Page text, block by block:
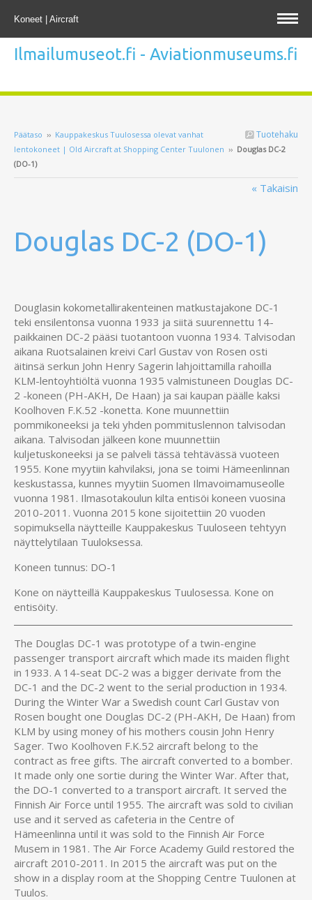
Koneet | Aircraft
Ilmailumuseot.fi - Aviationmuseums.fi
Tuotehaku
Päätaso ›› Kauppakeskus Tuulosessa olevat vanhat
lentokoneet | Old Aircraft at Shopping Center Tuulonen ›› Douglas DC-2
(DO-1)
« Takaisin
Douglas DC-2 (DO-1)
Douglasin kokometallirakenteinen matkustajakone DC-1
teki ensilentonsa vuonna 1933 ja siitä suurennettu 14-
paikkainen DC-2 pääsi tuotantoon vuonna 1934. Talvisodan
aikana Ruotsalainen kreivi Carl Gustav von Rosen osti
äitinsä serkun John Henry Sagerin lahjoittamilla rahoilla
KLM-lentoyhtiöltä vuonna 1935 valmistuneen Douglas DC-
2 -koneen (PH-AKH, De Haan) ja sai kaupan päälle kaksi
Koolhoven F.K.52 -konetta. Kone muunnettiin
pommikoneeksi ja teki yhden pommituslennon talvisodan
aikana. Talvisodan jälkeen kone muunnettiin
kuljetuskoneeksi ja se palveli tässä tehtävässä vuoteen
1955. Kone myytiin kahvilaksi, jona se toimi Hämeenlinnan
keskustassa, kunnes myytiin Suomen Ilmavoimamuseolle
vuonna 1981. Ilmasotakoulun kilta entisöi koneen vuosina
2010-2011. Vuonna 2015 kone sijoitettiin 20 vuoden
sopimuksella näytteille Kauppakeskus Tuuloseen tehtyyn
näyttelytilaan Tuuloksessa.
Koneen tunnus: DO-1
Kone on näytteillä Kauppakeskus Tuulosessa. Kone on
entisöity.
The Douglas DC-1 was prototype of a twin-engine
passenger transport aircraft which made its maiden flight
in 1933. A 14-seat DC-2 was a bigger derivate from the
DC-1 and the DC-2 went to the serial production in 1934.
During the Winter War a Swedish count Carl Gustav von
Rosen bought one Douglas DC-2 (PH-AKH, De Haan) from
KLM by using money of his mothers cousin John Henry
Sager. Two Koolhoven F.K.52 aircraft belong to the
contract as free gifts. The aircraft converted to a bomber.
It made only one sortie during the Winter War. After that,
the DO-1 converted to a transport aircraft. It served the
Finnish Air Force until 1955. The aircraft was sold to civilian
use and it served as cafeteria in the Centre of
Hämeenlinna until it was sold to the Finnish Air Force
Musem in 1981. The Air Force Academy Guild restored the
aircraft 2010-2011. In 2015 the aircraft was put on the
show in a display room at the Shopping Centre Tuulonen at
Tuulos.